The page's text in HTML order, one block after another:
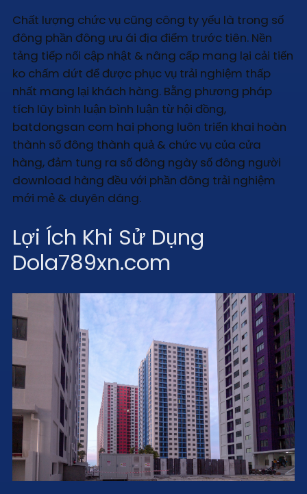
Chất lượng chức vụ cũng công ty yếu là trong số
đông phần đông ưu ái địa điểm trước tiên. Nền
tảng tiếp nối cập nhật & nâng cấp mang lại cải tiến
ko chấm dứt để được phục vụ trải nghiệm thấp
nhất mang lại khách hàng. Bằng phương pháp
tích lũy bình luận bình luận từ hội đồng,
batdongsan com hai phong luôn triển khai hoàn
thành số đông thành quả & chức vụ của cửa
hàng, đảm tung ra số đông ngày số đông người
download hàng đều với phần đông trải nghiệm
mới mẻ & duyên dáng.
Lợi Ích Khi Sử Dụng
Dola789xn.com